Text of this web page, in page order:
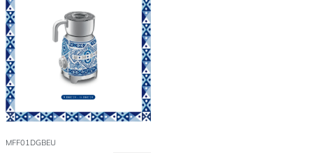
MFF01DGBEU